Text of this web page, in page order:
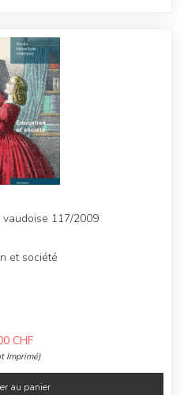
117/2009
et société
CHF
Imprimé)
au panier